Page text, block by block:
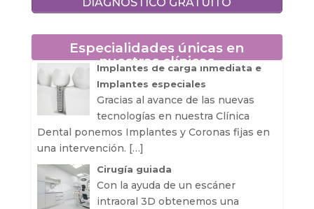
Especialidades únicas en
nuestras clínicas
Implantes de carga inmediata e
Implantes especiales
Gracias al avance de las nuevas
tecnologías en nuestra Clínica
Dental ponemos Implantes y Coronas fijas en
una intervención. […]
Cirugía guiada
Con la ayuda de un escáner
intraoral 3D obtenemos una